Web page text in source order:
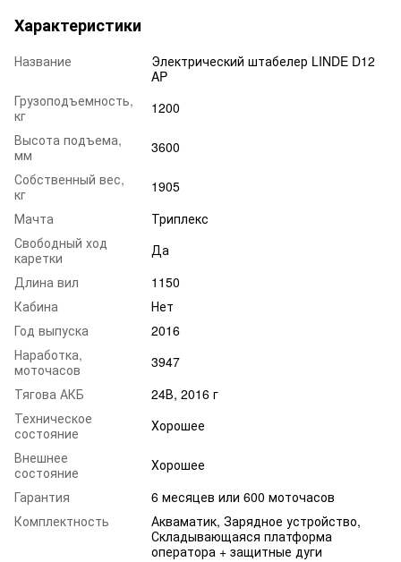
Характеристики
Название
Электрический штабелер LINDE D12
AP
Грузоподъемность,
кг
1200
Высота подъема,
мм
3600
Собственный вес,
кг
1905
Мачта
Триплекс
Свободный ход
каретки
Да
Длина вил
1150
Кабина
Нет
Год выпуска
2016
Наработка,
моточасов
3947
Тягова АКБ
24В, 2016 г
Техническое
состояние
Хорошее
Внешнее
состояние
Хорошее
Гарантия
6 месяцев или 600 моточасов
Комплектность
Акваматик, Зарядное устройство,
Складывающаяся платформа
оператора + защитные дуги